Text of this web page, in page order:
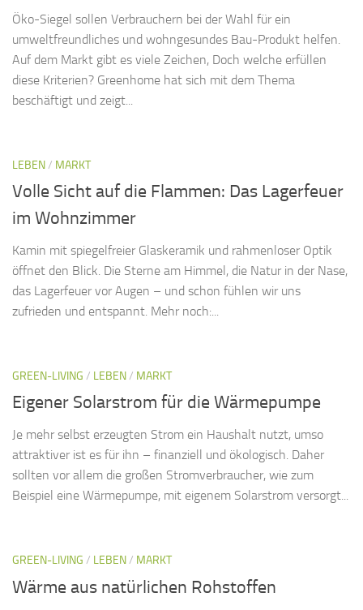
Öko-Siegel sollen Verbrauchern bei der Wahl für ein
umweltfreundliches und wohngesundes Bau-Produkt helfen.
Auf dem Markt gibt es viele Zeichen, Doch welche erfüllen
diese Kriterien? Greenhome hat sich mit dem Thema
beschäftigt und zeigt...
LEBEN/ MARKT
Volle Sicht auf die Flammen: Das Lagerfeuer
im Wohnzimmer
Kamin mit spiegelfreier Glaskeramik und rahmenloser Optik
öffnet den Blick. Die Sterne am Himmel, die Natur in der Nase,
das Lagerfeuer vor Augen – und schon fühlen wir uns
zufrieden und entspannt. Mehr noch:...
GREEN-LIVING / LEBEN/ MARKT
Eigener Solarstrom für die Wärmepumpe
Je mehr selbst erzeugten Strom ein Haushalt nutzt, umso
attraktiver ist es für ihn – finanziell und ökologisch. Daher
sollten vor allem die großen Stromverbraucher, wie zum
Beispiel eine Wärmepumpe, mit eigenem Solarstrom versorgt...
GREEN-LIVING / LEBEN/ MARKT
Wärme aus natürlichen Rohstoffen